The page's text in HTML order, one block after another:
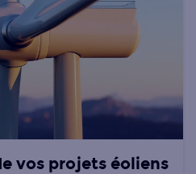
vos projets éoliens